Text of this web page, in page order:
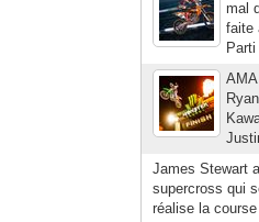
mal
faite
James Stewart
supercross qui
réalise la